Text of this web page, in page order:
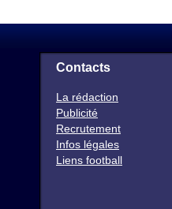
Contacts
La rédaction
Publicité
Recrutement
Infos légales
Liens football